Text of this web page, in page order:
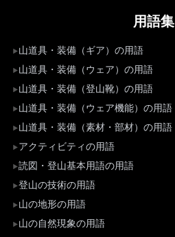
用語集
山道具・装備（ギア）の用語
山道具・装備（ウェア）の用語
山道具・装備（登山靴）の用語
山道具・装備（ウェア機能）の用語
山道具・装備（素材・部材）の用語
アクティビティの用語
読図・登山基本用語の用語
登山の技術の用語
山の地形の用語
山の自然現象の用語